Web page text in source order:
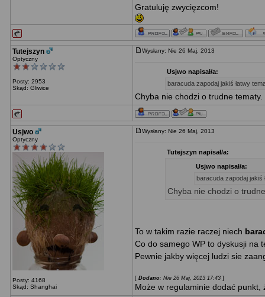
Gratuluję zwycięzcom!
Tutejszyn
Optyczny
Posty: 2953
Skąd: Gliwice
Wysłany: Nie 26 Maj, 2013
Usjwo napisał/a:
baracuda zapodaj jakiś łatwy
Chyba nie chodzi o trudne
Usjwo
Optyczny
Posty: 4168
Skąd: Shanghai
Wysłany: Nie 26 Maj, 2013
Tutejszyn napisał/a:
Usjwo napisał/a:
baracuda zapodaj jakiś
Chyba nie chodzi o
To w takim razie raczej niech
Co do samego WP to dyskusji na
Pewnie jakby więcej ludzi sie
[ Dodano: Nie 26 Maj, 2013 17:43 ]
Może w regulaminie dodać